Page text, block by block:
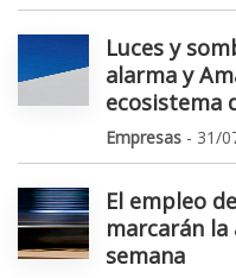
Luces y
alarma y
ecosistema
Empresas - 31/
El empleo
marcarán
semana